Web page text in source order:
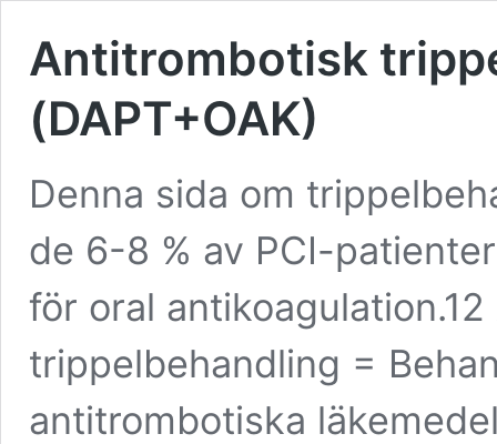
Antitrombotisk
(DAPT+OAK)
Denna sida om
de 6-8 % av PCI-
för oral
trippelbehandling =
antitrombotiska